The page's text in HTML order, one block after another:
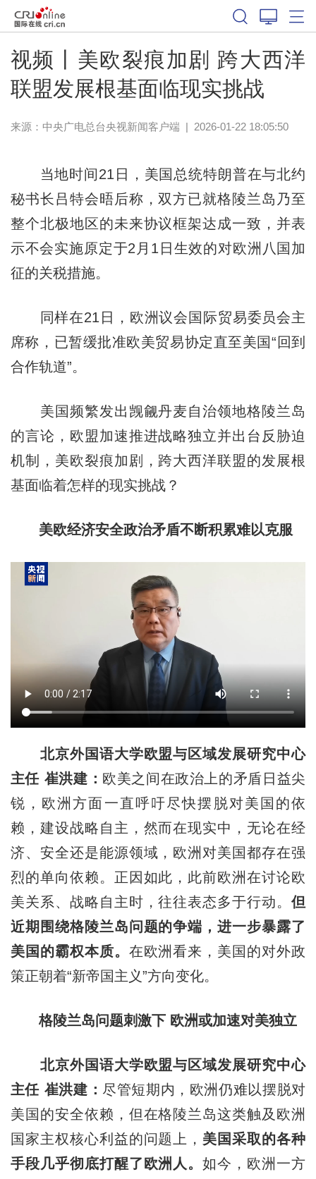
视频丨美欧裂痕加剧 跨大西洋
联盟发展根基面临现实挑战
来源： 中央广电总台央视新闻客户端 | 2026-01-22 18:05:50
当地时间21日，美国总统特朗普在与北约
秘书长吕特会晤后称，双方已就格陵兰岛乃至
整个北极地区的未来协议框架达成一致，并表
示不会实施原定于2月1日生效的对欧洲八国加
征的关税措施。
同样在21日，欧洲议会国际贸易委员会主
席称，已暂缓批准欧美贸易协定直至美国“回到
合作轨道”。
美国频繁发出觊觎丹麦自治领地格陵兰岛
的言论，欧盟加速推进战略独立并出台反胁迫
机制，美欧裂痕加剧，跨大西洋联盟的发展根
基面临着怎样的现实挑战？
美欧经济安全政治矛盾不断积累难以克服
北京外国语大学欧盟与区域发展研究中心
主任 崔洪建： 欧美之间在政治上的矛盾日益尖
锐，欧洲方面一直呼吁尽快摆脱对美国的依
赖，建设战略自主，然而在现实中，无论在经
济、安全还是能源领域，欧洲对美国都存在强
烈的单向依赖。正因如此，此前欧洲在讨论欧
美关系、战略自主时，往往表态多于行动。但
近期围绕格陵兰岛问题的争端，进一步暴露了
美国的霸权本质。 在欧洲看来，美国的对外政
策正朝着“新帝国主义”方向变化。
格陵兰岛问题刺激下 欧洲或加速对美独立
北京外国语大学欧盟与区域发展研究中心
主任 崔洪建： 尽管短期内，欧洲仍难以摆脱对
美国的安全依赖，但在格陵兰岛这类触及欧洲
国家主权核心利益的问题上， 美国采取的各种
手段几乎彻底打醒了欧洲人 。如今，欧洲一方